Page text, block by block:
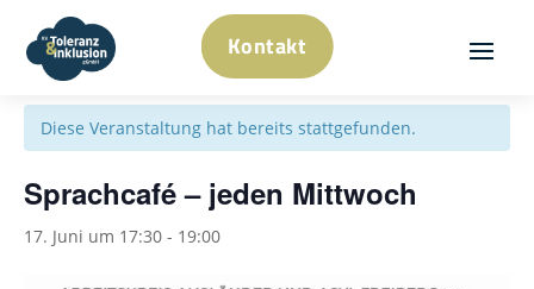
Kontakt
« Alle Veranstaltungen
Diese Veranstaltung hat bereits stattgefunden.
Sprachcafé – jeden Mittwoch
17. Juni um 17:30 - 19:00